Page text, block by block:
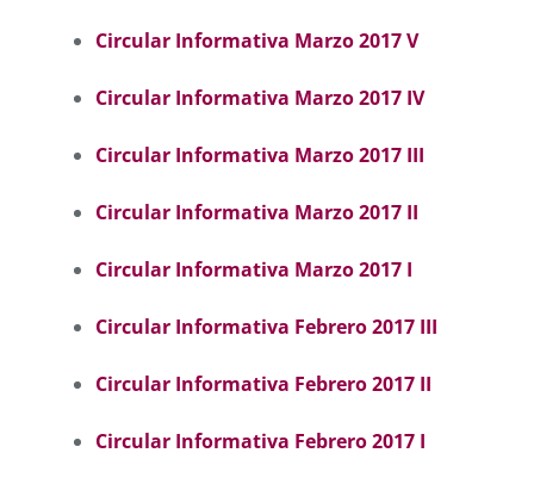
Circular Informativa Marzo 2017 V
Circular Informativa Marzo 2017 IV
Circular Informativa Marzo 2017 III
Circular Informativa Marzo 2017 II
Circular Informativa Marzo 2017 I
Circular Informativa Febrero 2017 III
Circular Informativa Febrero 2017 II
Circular Informativa Febrero 2017 I